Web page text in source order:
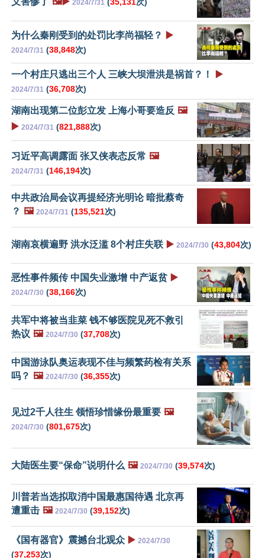
2024/7/31
为什么秦刚受到的处罚比李尚福轻？ ▶️
2024/7/31 (38,848次)
一个村庄只逃出三个人 三峡大坝泄洪是祸首？！ ▶️
2024/7/31 (36,708次)
湖南出现第二位彭立发 上海小哥要造反 🖼️
▶️ 2024/7/31 (821,888次)
习近平高调露面 张又侠表态反常 🖼️
2024/7/31 (146,194次)
中共政治局会议再提经济光明论 暗批蔡奇
？ 🖼️ 2024/7/31 (135,521次)
湖南哀横遍野 洪水泛滥 8个村庄失联 ▶️ 2024/7/30 (43,804次)
恶性事件频传 中国失业激增 中产返贫 ▶️
2024/7/30 (38,166次)
共军中将被当韭菜 钱不够医院见死不救引
热议 🖼️ 2024/7/30 (37,708次)
中国游泳队奥运表现不佳与频繁药检有关系
吗？ 🖼️ 2024/7/30 (36,355次)
见过2千人往生 领悟珍惜缘份最重要 🖼️
2024/7/30 (801,675次)
大陆医生要“保命”说明什么 🖼️ 2024/7/30 (39,574次)
川普若当选拟取消中国最惠国待遇 北京再
遭重击 🖼️ 2024/7/30 (39,152次)
《国有器官》震撼台北观众 ▶️ 2024/7/30
(37,253次)